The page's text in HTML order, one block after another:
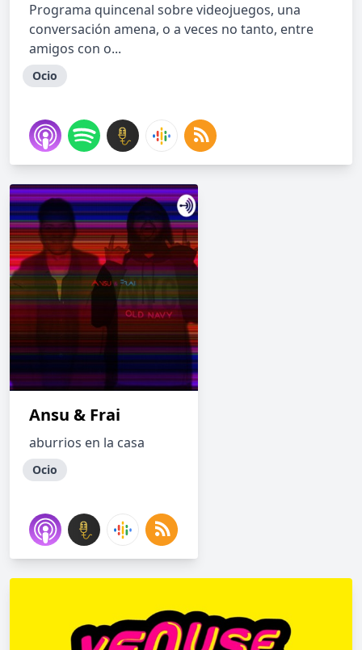
Programa quincenal sobre videojuegos, una
conversación amena, o a veces no tanto, entre
amigos con o...
Ocio
Ansu & Frai
aburrios en la casa
Ocio